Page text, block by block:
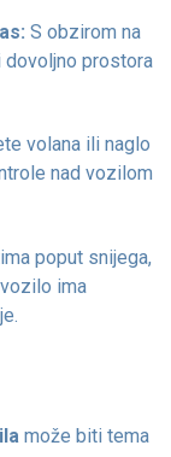
S obzirom na
dovoljno prostora
volana ili naglo
nad vozilom
poput snijega,
ima
može biti tema